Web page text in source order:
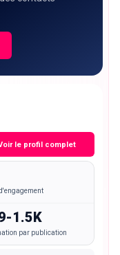
le profil complet
1.5K
par publication